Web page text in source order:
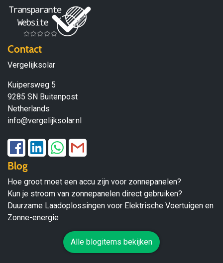
Contact
Vergelijksolar
Kuipersweg 5
9285 SN Buitenpost
Netherlands
info@vergelijksolar.nl
Blog
Hoe groot moet een accu zijn voor zonnepanelen?
Kun je stroom van zonnepanelen direct gebruiken?
Duurzame Laadoplossingen voor Elektrische Voertuigen en
Zonne-energie
Alle blogitems bekijken